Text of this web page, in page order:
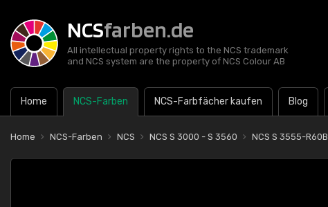
NCSfarben.de
All intellectual property rights to the NCS trademark
and NCS system are the property of NCS Colour AB
Home NCS-Farben NCS-Farbfächer kaufen Blog
Home NCS-Farben NCS NCS S 3000 - S 3560 NCS S 3555-R60B